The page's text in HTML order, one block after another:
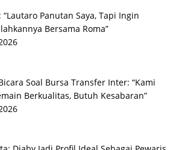
“Lautaro Panutan Saya, Tapi Ingin
Bersama Roma”
Soal Bursa Transfer Inter: “Kami
Berkualitas, Butuh Kesabaran”